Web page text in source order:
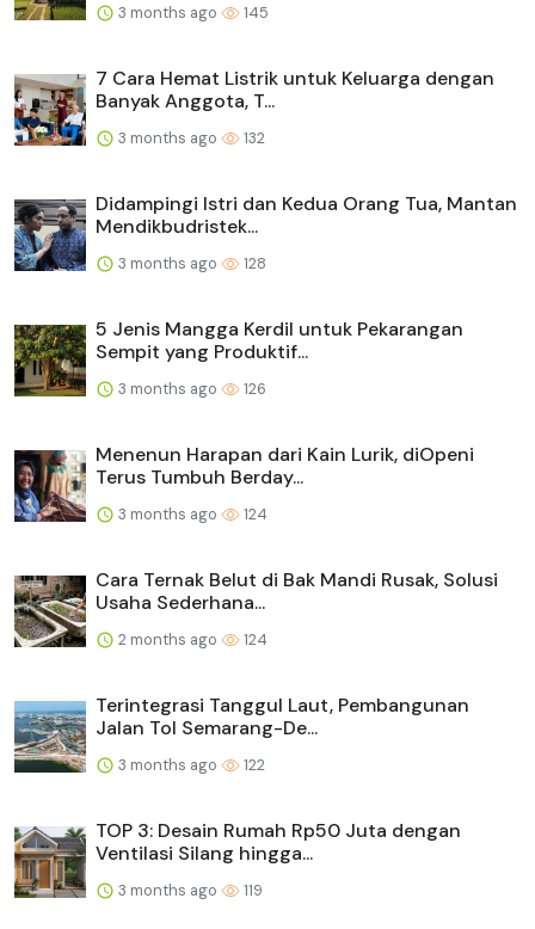
3 months ago 145
7 Cara Hemat Listrik untuk Keluarga dengan
Banyak Anggota, T...
3 months ago 132
Didampingi Istri dan Kedua Orang Tua, Mantan
Mendikbudristek...
3 months ago 128
5 Jenis Mangga Kerdil untuk Pekarangan
Sempit yang Produktif...
3 months ago 126
Menenun Harapan dari Kain Lurik, diOpeni
Terus Tumbuh Berday...
3 months ago 124
Cara Ternak Belut di Bak Mandi Rusak, Solusi
Usaha Sederhana...
2 months ago 124
Terintegrasi Tanggul Laut, Pembangunan
Jalan Tol Semarang-De...
3 months ago 122
TOP 3: Desain Rumah Rp50 Juta dengan
Ventilasi Silang hingga...
3 months ago 119